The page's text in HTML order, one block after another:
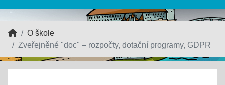
O škole
Zveřejněné "doc" – rozpočty, dotační programy, GDPR